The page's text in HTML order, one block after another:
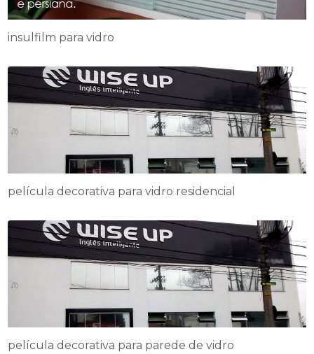
insulfilm para vidro
película decorativa para vidro residencial
película decorativa para parede de vidro